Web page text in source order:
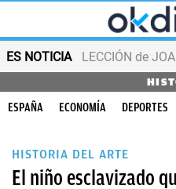
ES NOTICIA LECCIÓN de
ESPAÑA ECONOMÍA DEPORTES
HISTORIA DEL ARTE
El niño esclavizado